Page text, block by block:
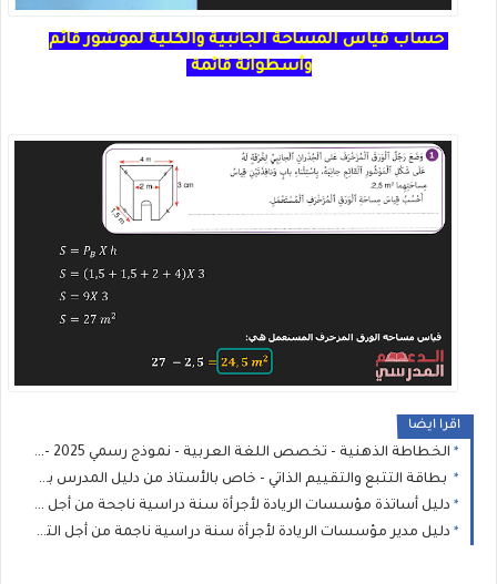
حساب قياس المساحة الجانبية والكلية لموشور قائم
وأسطوانة قائمة
اقرا ايضا
الخطاطة الذهنية - تخصص اللغة العربية - نموذج رسمي 2025 - 2026
بطاقة التتبع والتقييم الذاتي - خاص بالأستاذ من دليل المدرس بمؤسسات الريادة 2025/2026
دليل أساتذة مؤسسات الريادة لأجرأة سنة دراسية ناجحة من أجل التحكم في التعلمات
دليل مدير مؤسسات الريادة لأجرأة سنة دراسية ناجمة من أجل التحكم في التعلمات